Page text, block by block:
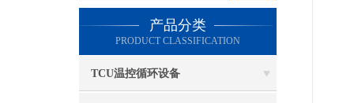
产品分类
PRODUCT CLASSIFICATION
TCU温控循环设备